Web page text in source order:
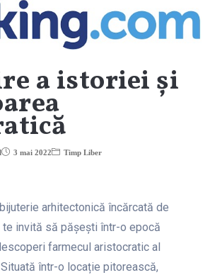
a istoriei și
3 mai 2022 Timp Liber
arhitectonică încărcată de
invită să pășești într-o epocă
farmecul aristocratic al
într-o locație pitorească,